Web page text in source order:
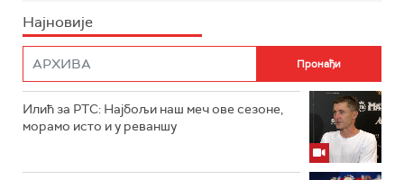
Најновије
Илић за РТС: Најбољи наш меч ове сезоне,
морамо исто и у реваншу